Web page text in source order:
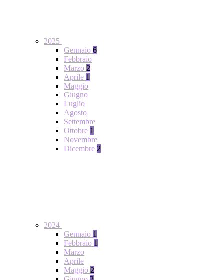
2025
Gennaio 6
Febbraio
Marzo 2
Aprile 1
Maggio
Giugno
Luglio
Agosto
Settembre
Ottobre 1
Novembre
Dicembre 2
2024
Gennaio 1
Febbraio 1
Marzo
Aprile
Maggio 2